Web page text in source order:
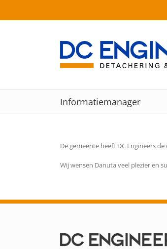
Ga
Informatiemanager
De gemeente heeft DC Engineers
Wij wensen Danuta veel plezier en